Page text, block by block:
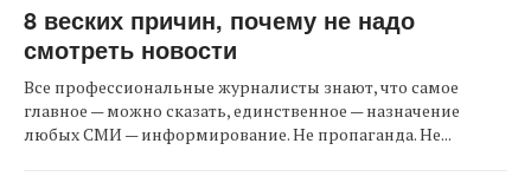
8 веских причин, почему не надо
смотреть новости
Все профессиональные журналисты знают, что самое
главное — можно сказать, единственное — назначение
любых СМИ — информирование. Не пропаганда. Не...